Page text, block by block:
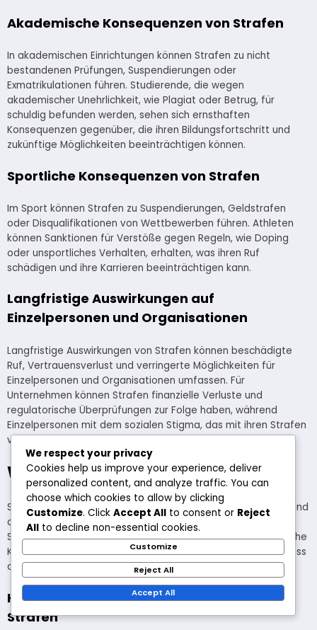
Akademische Konsequenzen von Strafen
In akademischen Einrichtungen können Strafen zu nicht
bestandenen Prüfungen, Suspendierungen oder
Exmatrikulationen führen. Studierende, die wegen
akademischer Unehrlichkeit, wie Plagiat oder Betrug, für
schuldig befunden werden, sehen sich ernsthaften
Konsequenzen gegenüber, die ihren Bildungsfortschritt und
zukünftige Möglichkeiten beeinträchtigen können.
Sportliche Konsequenzen von Strafen
Im Sport können Strafen zu Suspendierungen, Geldstrafen
oder Disqualifikationen von Wettbewerben führen. Athleten
können Sanktionen für Verstöße gegen Regeln, wie Doping
oder unsportliches Verhalten, erhalten, was ihren Ruf
schädigen und ihre Karrieren beeinträchtigen kann.
Langfristige Auswirkungen auf
Einzelpersonen und Organisationen
Langfristige Auswirkungen von Strafen können beschädigte
Ruf, Vertrauensverlust und verringerte Möglichkeiten für
Einzelpersonen und Organisationen umfassen. Für
Unternehmen können Strafen finanzielle Verluste und
regulatorische Überprüfungen zur Folge haben, während
Einzelpersonen mit dem sozialen Stigma, das mit ihren Strafen
verbunden ist, kämpfen können.
Wie werden Strafen verhängt?
Strafen werden basierend auf der Schwere des Verstoßes und
dem Kontext, in dem er auftritt, verhängt. Verschiedene
Sektoren, wie Recht, Bildung und Sport, haben unterschiedliche
Kriterien zur Bestimmung von Strafen, um sicherzustellen, dass
angemessene Konsequenzen durchgesetzt werden.
Kriterien für die Verhängung rechtlicher
Strafen
We respect your privacy
Cookies help us improve your experience, deliver
personalized content, and analyze traffic. You can
choose which cookies to allow by clicking
Customize. Click Accept All to consent or Reject
All to decline non-essential cookies.
Customize
Reject All
Accept All